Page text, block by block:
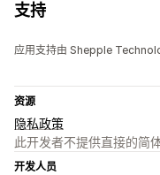
支持
应用支持由 Shepple
资源
隐私政策
此开发者不提供直接的简
开发人员